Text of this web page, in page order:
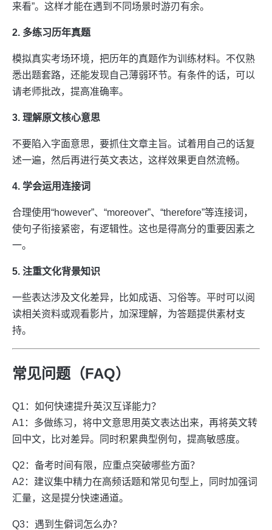
来看”。这样才能在遇到不同场景时游刃有余。
2. 多练习历年真题
模拟真实考场环境，把历年的真题作为训练材料。不仅熟
悉出题套路，还能发现自己薄弱环节。有条件的话，可以
请老师批改，提高准确率。
3. 理解原文核心意思
不要陷入字面意思，要抓住文章主旨。试着用自己的话复
述一遍，然后再进行英文表达，这样效果更自然流畅。
4. 学会运用连接词
合理使用“however”、“moreover”、“therefore”等连接词，
使句子衔接紧密，有逻辑性。这也是得高分的重要因素之
一。
5. 注重文化背景知识
一些表达涉及文化差异，比如成语、习俗等。平时可以阅
读相关资料或观看影片，加深理解，为答题提供素材支
持。
常见问题（FAQ）
Q1：如何快速提升英汉互译能力？
A1：多做练习，将中文意思用英文表达出来，再将英文转
回中文，比对差异。同时积累典型例句，提高敏感度。
Q2：备考时间有限，应重点突破哪些方面？
A2：建议集中精力在高频话题和常见句型上，同时加强词
汇量，这是提分快速通道。
Q3：遇到生僻词怎么办？